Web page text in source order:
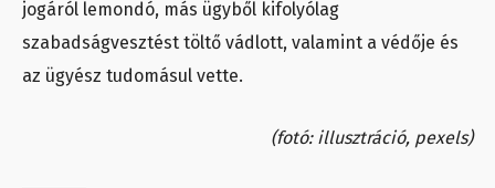
jogáról lemondó, más ügyből kifolyólag
szabadságvesztést töltő vádlott, valamint a védője és
az ügyész tudomásul vette.
(fotó: illusztráció, pexels)